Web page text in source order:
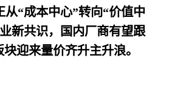
从“成本中心”转向“价值中
新共识，国内厂商有望跟
迎来量价齐升主升浪。